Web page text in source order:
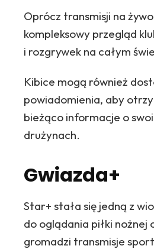
Oprócz transmisji na
kompleksowy przegląd
i rozgrywek na całym
Kibice mogą również
powiadomienia, aby
bieżąco informacje o
drużynach.
Gwiazda+
Star+ stała się jedną z
do oglądania piłki nożnej
gromadzi transmisje